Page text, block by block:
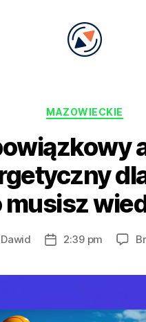
Kategorie
MAZOWIECKIE
musisz
Dawid
Data2:39 pm